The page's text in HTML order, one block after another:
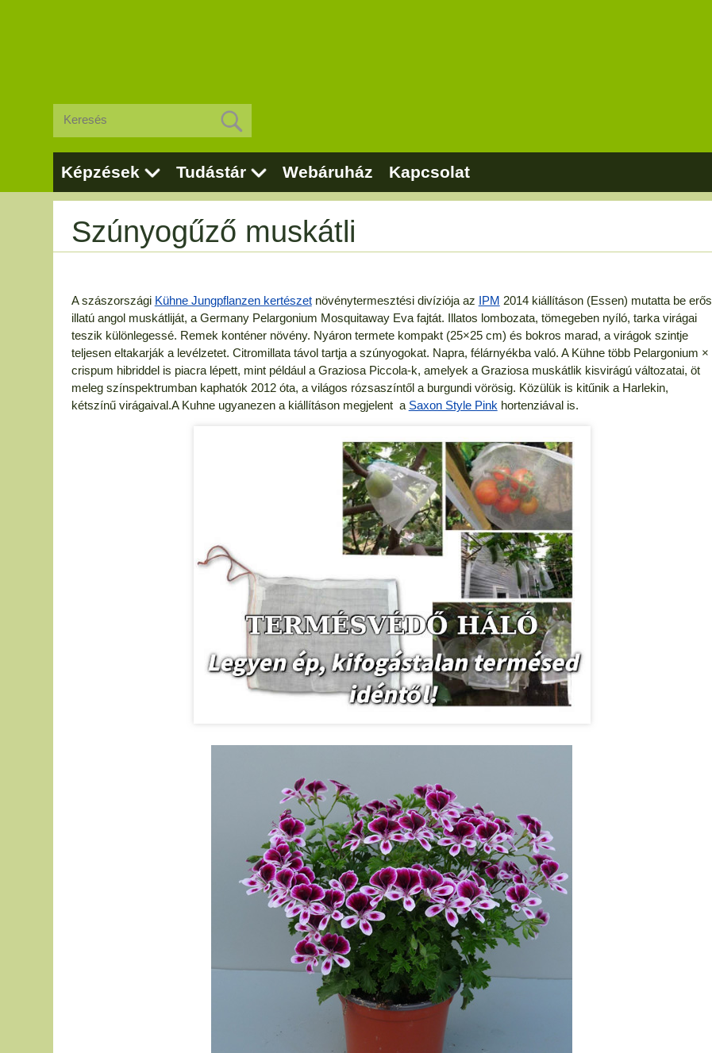
Képzések Tudástár Webáruház Kapcsolat
Szúnyogűző muskátli
A szászországi Kühne Jungpflanzen kertészetnövénytermesztési divíziója az IPM 2014 kiállításon (Essen) mutatta be erős
illatú angol muskátliját, a Germany Pelargonium Mosquitaway Eva fajtát. Illatos lombozata, tömegeben nyíló, tarka virágai
teszik különlegessé. Remek konténer növény. Nyáron termete kompakt (25×25 cm) és bokros marad, a virágok szintje
teljesen eltakarják a levélzetet. Citromillata távol tartja a szúnyogokat. Napra, félárnyékba való. A Kühne több Pelargonium ×
crispum hibriddel is piacra lépett, mint például a Graziosa Piccola-k, amelyek a Graziosa muskátlik kisvirágú változatai, öt
meleg színspektrumban kaphatók 2012 óta, a világos rózsaszíntől a burgundi vörösig. Közülük is kitűnik a Harlekin,
kétszínű virágaival.A Kuhne ugyanezen a kiállításon megjelent a Saxon Style Pink hortenziával is.